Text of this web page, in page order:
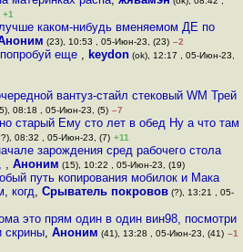
+1
каком-нибудь вменяемом ДЕ по
(23), 10:53 , 05-Июн-23, (23) –2
еще , keydon(ok), 12:17 , 05-Июн-23,
вантуз-стайл стековый WM Трей
08:18 , 05-Июн-23, (5) –7
старый Ему сто лет в обед Ну а что там
08:32 , 05-Июн-23, (7) +11
зарождения сред рабочего стола
, Аноним (15), 10:22 , 05-Июн-23, (19)
путь копирования мобилок и Мака
когд,Срыватель покровов (?), 13:21 , 05-
это прям один в один вин98, посмотри
скрины, Аноним (41), 13:28 , 05-Июн-23, (41) –1